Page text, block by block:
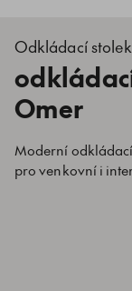
Odkládací stolek
Omer
Moderní
pro venkovní i